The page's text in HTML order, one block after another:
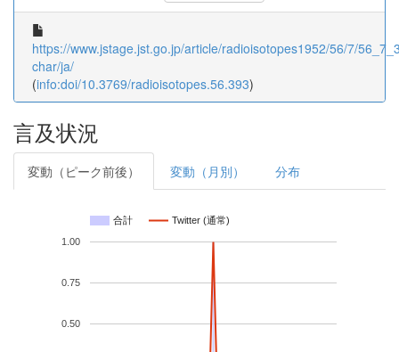
https://www.jstage.jst.go.jp/article/radioisotopes1952/56/7/
char/ja/
(info:doi/10.3769/radioisotopes.56.393)
言及状況
変動（ピーク前後） 変動（月別） 分布
合計 Twitter (通常)
0.50
0.75
1.00